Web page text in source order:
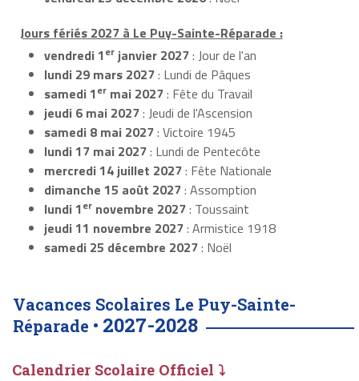
Jours fériés 2027 à Le Puy-Sainte-Réparade :
vendredi 1er janvier 2027: Jour de l'an
lundi 29 mars 2027: Lundi de Pâques
samedi 1er mai 2027: Fête du Travail
jeudi 6 mai 2027: Jeudi de l'Ascension
samedi 8 mai 2027: Victoire 1945
lundi 17 mai 2027: Lundi de Pentecôte
mercredi 14 juillet 2027: Fête Nationale
dimanche 15 août 2027: Assomption
lundi 1er novembre 2027: Toussaint
jeudi 11 novembre 2027: Armistice 1918
samedi 25 décembre 2027: Noël
Vacances Scolaires Le Puy-Sainte-
Réparade • 2027-2028
Calendrier Scolaire Officiel ⤵